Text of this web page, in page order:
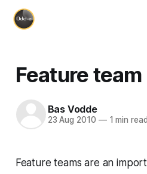
Feature
Bas Vodde
23 Aug 2010 —1 min read
Feature teams are an